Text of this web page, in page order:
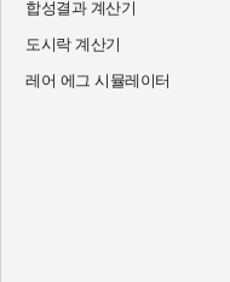
합성결과 계산기
도시락 계산기
레어 에그 시뮬레이터